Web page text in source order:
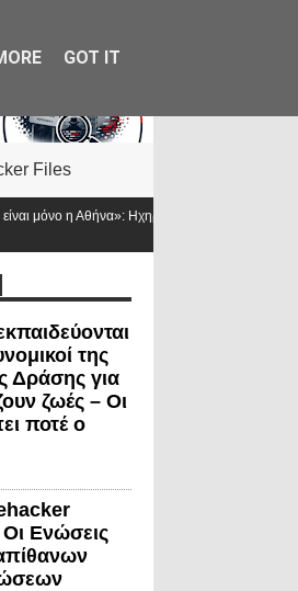
Files
– «66 από τους 168 πεσόντες
της
Δράσης για
ζωές – Οι
ποτέ ο
Ενώσεις
GOT IT